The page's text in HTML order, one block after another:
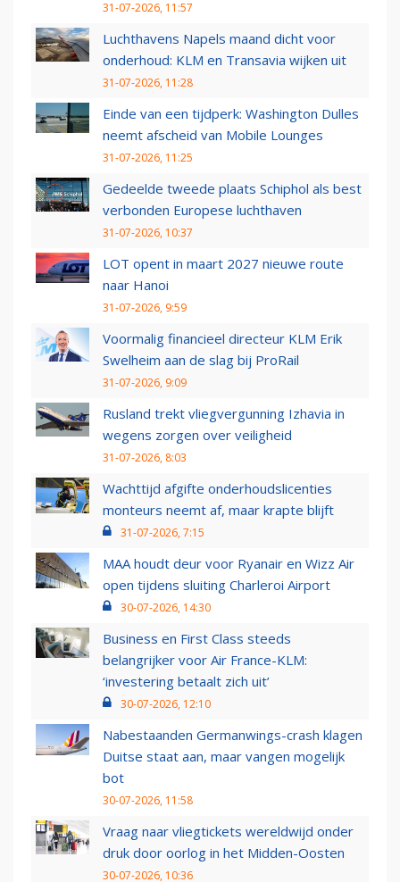
31-07-2026, 11:57
Luchthavens Napels maand dicht voor
onderhoud: KLM en Transavia wijken uit
31-07-2026, 11:28
Einde van een tijdperk: Washington Dulles
neemt afscheid van Mobile Lounges
31-07-2026, 11:25
Gedeelde tweede plaats Schiphol als best
verbonden Europese luchthaven
31-07-2026, 10:37
LOT opent in maart 2027 nieuwe route
naar Hanoi
31-07-2026, 9:59
Voormalig financieel directeur KLM Erik
Swelheim aan de slag bij ProRail
31-07-2026, 9:09
Rusland trekt vliegvergunning Izhavia in
wegens zorgen over veiligheid
31-07-2026, 8:03
Wachttijd afgifte onderhoudslicenties
monteurs neemt af, maar krapte blijft
31-07-2026, 7:15
MAA houdt deur voor Ryanair en Wizz Air
open tijdens sluiting Charleroi Airport
30-07-2026, 14:30
Business en First Class steeds
belangrijker voor Air France-KLM:
‘investering betaalt zich uit’
30-07-2026, 12:10
Nabestaanden Germanwings-crash klagen
Duitse staat aan, maar vangen mogelijk
bot
30-07-2026, 11:58
Vraag naar vliegtickets wereldwijd onder
druk door oorlog in het Midden-Oosten
30-07-2026, 10:36